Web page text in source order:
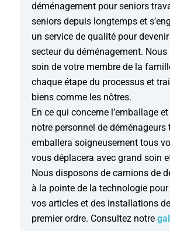
déménagement pour seniors
seniors depuis longtemps et
un service de qualité pour
secteur du déménagement. Nous
soin de votre membre de la
chaque étape du processus et
biens comme les nôtres.
En ce qui concerne l’emballage
notre personnel de déménageurs
emballera soigneusement tous
vous déplacera avec grand soin
Nous disposons de camions de
à la pointe de la technologie
vos articles et des installations
premier ordre. Consultez notre